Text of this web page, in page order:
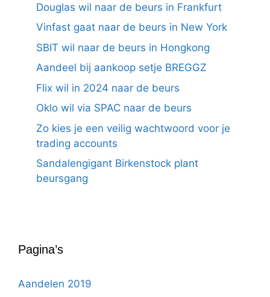
Douglas wil naar de beurs in Frankfurt
Vinfast gaat naar de beurs in New York
SBIT wil naar de beurs in Hongkong
Aandeel bij aankoop setje BREGGZ
Flix wil in 2024 naar de beurs
Oklo wil via SPAC naar de beurs
Zo kies je een veilig wachtwoord voor je
trading accounts
Sandalengigant Birkenstock plant
beursgang
Pagina’s
Aandelen 2019